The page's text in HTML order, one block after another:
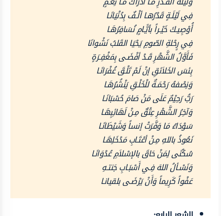
فِي لَيْلَـةٍ قَدْرُهـا ألْـفٌ بِدُنْيَانَـا
أُوْصِِيـكَ خَيْـراً بأيََّـامٍ نُسَافِرُهَـا
فِي رِِحْلةِ الصّومِ يَحْيَا القَلبُ نَشْوانَا
فَأَوَّلُ الشَّهْرِ قَـدْ أفْضَـى بِمَغْفِـرَةٍ
بِئسَ الخَلاَئقِ إنْ لَمْ تَلْـقَ غُفْرَانَـا
وَنِصْفهُ رَحْمَـةٌ للْخَلْـقِ يَنْشُرُهَـا
رَبُّ رَحِيْمٌ عَلَى مَنْ صَامَ حُسْبَانَـا
وَآخِرُ الشَّهْرِ عِتْقٌ مِـنْ لَهَائِبِهَـا
سَوْدَاءُ مَا وَفَّرَتْ إنساً وَشَيْطَانَـا
نَعُوذُ باللهِ مِـنْ أعْتَـابِ مَدْخَلِهَـا
سُكْنَى لِمَنْ حَاقَ بالإسْلاَمِ عُدْوَانَـا
وَنَسْـألُ اللهَ فِـي أَسْبَـابِ جَنتـهِ
عَفْواً كَرِيماً وَأَنْ يَرْضَـى بلقيانـا